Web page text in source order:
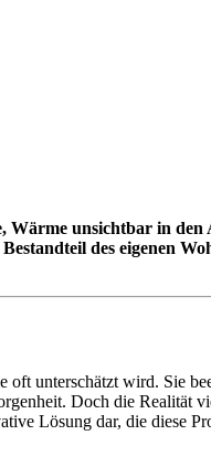
unsichtbar in
des eigenen
unterschätzt wird. Sie
Doch die Realität
Lösung dar, die diese